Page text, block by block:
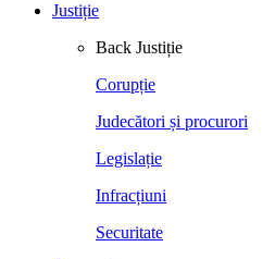
Justiție
Back Justiție
Corupție
Judecători și procurori
Legislație
Infracțiuni
Securitate